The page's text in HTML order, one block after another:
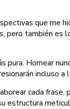
que me
también
pura. Hornear
incluso
cada